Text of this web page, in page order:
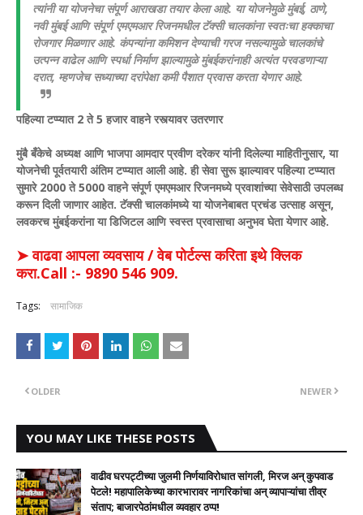
त्यांनी या योजनेचा संपूर्ण आराखडा तयार केला आहे. या योजनेमुळे मुंबई, ठाणे,
नवी मुंबई आणि संपूर्ण एमएमआर रिजनमधील टॅक्सी चालकांना स्वतःचा हक्काचा
रोजगार मिळणार आहे. कंपन्यांना कमिशन देण्याची गरज नसल्यामुळे चालकांचे
उत्पन्न वाढेल आणि स्पर्धा निर्माण झाल्यामुळे मुंबईकरांनाही अत्यंत परवडणाऱ्या
दरात, म्हणजेच सध्याच्या दरांपेक्षा कमी पैशात प्रवास करता येणार आहे.
पहिल्या टप्प्यात 2 ते 5 हजार वाहने रस्त्यावर उतरणार
मुंबै बँकेचे अध्यक्ष आणि भाजपा आमदार प्रवीण दरेकर यांनी दिलेल्या माहितीनुसार, या
योजनेची पूर्वतयारी अंतिम टप्प्यात आली आहे. ही सेवा सुरू झाल्यावर पहिल्या टप्प्यात
सुमारे 2000 ते 5000 वाहने संपूर्ण एमएमआर रिजनमध्ये प्रवाशांच्या सेवेसाठी उपलब्ध
करून दिली जाणार आहेत. टॅक्सी चालकांमध्ये या योजनेबाबत प्रचंड उत्साह असून,
लवकरच मुंबईकरांना या डिजिटल आणि स्वस्त प्रवासाचा अनुभव घेता येणार आहे.
➤ वाढवा आपला व्यवसाय / वेब पोर्टल्स करिता इथे क्लिक
करा.Call :- 9890 546 909.
Tags: सामाजिक
NEWER
OLDER
YOU MAY LIKE THESE POSTS
वाढीव घरपट्टीच्या जुलमी निर्णयाविरोधात सांगली, मिरज अन् कुपवाड
पेटले! महापालिकेच्या कारभारावर नागरिकांचा अन् व्यापाऱ्यांचा तीव्र
संताप; बाजारपेठांमधील व्यवहार ठप्प!​